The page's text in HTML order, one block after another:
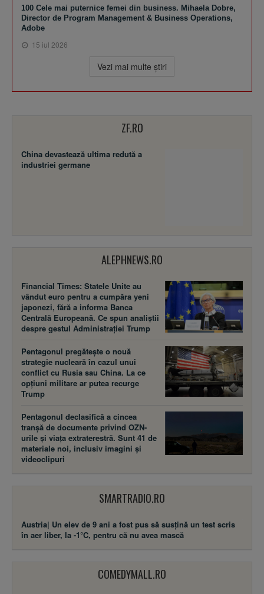
100 Cele mai puternice femei din business. Mihaela Dobre,
Director de Program Management & Business Operations,
Adobe
15 iul 2026
Vezi mai multe ştiri
ZF.RO
China devastează ultima redută a
industriei germane
ALEPHNEWS.RO
Financial Times: Statele Unite au
vândut euro pentru a cumpăra yeni
japonezi, fără a informa Banca
Centrală Europeană. Ce spun analiștii
despre gestul Administrației Trump
Pentagonul pregătește o nouă
strategie nucleară în cazul unui
conflict cu Rusia sau China. La ce
opțiuni militare ar putea recurge
Trump
Pentagonul declasifică a cincea
tranșă de documente privind OZN-
urile și viața extraterestră. Sunt 41 de
materiale noi, inclusiv imagini și
videoclipuri
SMARTRADIO.RO
Austria| Un elev de 9 ani a fost pus să susţină un test scris
în aer liber, la -1°C, pentru că nu avea mască
COMEDYMALL.RO